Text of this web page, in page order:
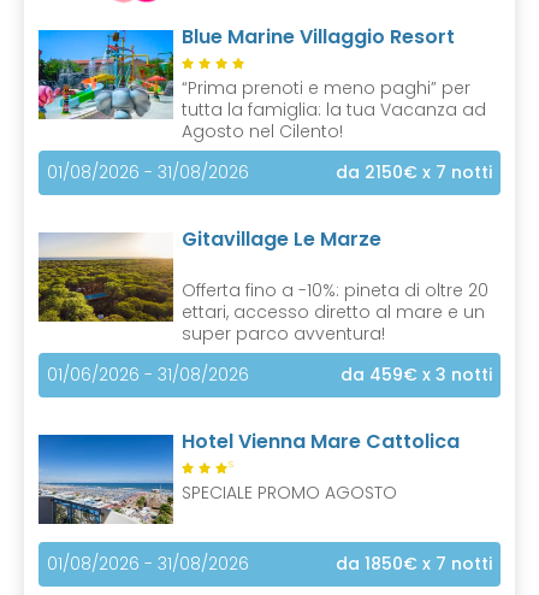
Blue Marine Villaggio Resort
“Prima prenoti e meno paghi” per
tutta la famiglia: la tua Vacanza ad
Agosto nel Cilento!
01/08/2026 - 31/08/2026
da 2150€ x 7 notti
Gitavillage Le Marze
Offerta fino a -10%: pineta di oltre 20
ettari, accesso diretto al mare e un
super parco avventura!
01/06/2026 - 31/08/2026
da 459€ x 3 notti
Hotel Vienna Mare Cattolica
S
SPECIALE PROMO AGOSTO
01/08/2026 - 31/08/2026 da 1850€ x 7 notti